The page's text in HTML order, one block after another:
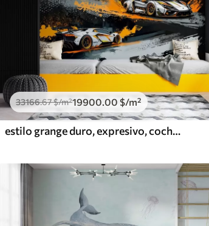
33166.67$/m²19900 .00 $/m²
estilo grange duro, expresivo, coches deportivos dinámicos